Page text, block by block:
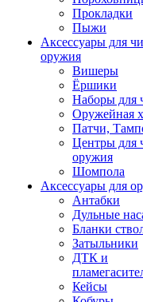
Прокладки
Пыжи
Аксессуары для
оружия
Вишеры
Ёршики
Наборы для
Оружейная
Патчи,
Центры для
оружия
Шомпола
Аксессуары для
Антабки
Дульные
Бланки
Затыльники
ДТК и
Кейсы